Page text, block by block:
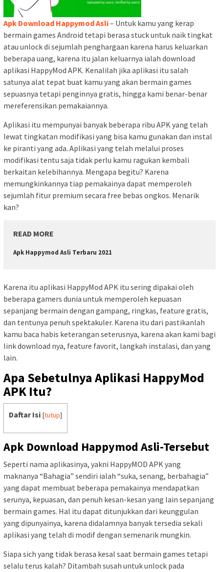
Apk Download Happymod Asli– Untuk kamu yang kerap
bermain games Android tetapi berasa stuck untuk naik tingkat
atau unlock di sejumlah penghargaan karena harus keluarkan
beberapa uang, karena itu jalan keluarnya ialah download
aplikasi HappyMod APK. Kenalilah jika aplikasi itu salah
satunya alat tepat buat kamu yang akan bermain games
sepuasnya tetapi penginnya gratis, hingga kami benar-benar
mereferensikan pemakaiannya.
Aplikasi itu mempunyai banyak beberapa ribu APK yang telah
lewat tingkatan modifikasi yang bisa kamu gunakan dan instal
ke piranti yang ada. Aplikasi yang telah melalui proses
modifikasi tentu saja tidak perlu kamu ragukan kembali
berkaitan kelebihannya. Mengapa begitu? Karena
memungkinkannya tiap pemakainya dapat memperoleh
sejumlah fitur premium secara free bebas ongkos. Menarik
kan?
READ MORE
Apk Happymod Asli Terbaru 2021
Karena itu aplikasi HappyMod APK itu sering dipakai oleh
beberapa gamers dunia untuk memperoleh kepuasan
sepanjang bermain dengan gampang, ringkas, feature gratis,
dan tentunya penuh spektakuler. Karena itu dari pastikanlah
kamu baca habis keterangan seterusnya, karena akan kami bagi
link download nya, feature favorit, langkah instalasi, dan yang
lain.
Apa Sebetulnya Aplikasi HappyMod
APK Itu?
Daftar Isi [tutup]
Apk Download Happymod Asli-Tersebut
Seperti nama aplikasinya, yakni HappyMOD APK yang
maknanya “Bahagia” sendiri ialah “suka, senang, berbahagia”
yang dapat membuat beberapa pemakainya mendapatkan
serunya, kepuasan, dan penuh kesan-kesan yang lain sepanjang
bermain games. Hal itu dapat ditunjukkan dari keunggulan
yang dipunyainya, karena didalamnya banyak tersedia sekali
aplikasi yang telah di modif dengan semenarik mungkin.
Siapa sich yang tidak berasa kesal saat bermain games tetapi
selalu terus kalah? Ditambah susah untuk unlock pada